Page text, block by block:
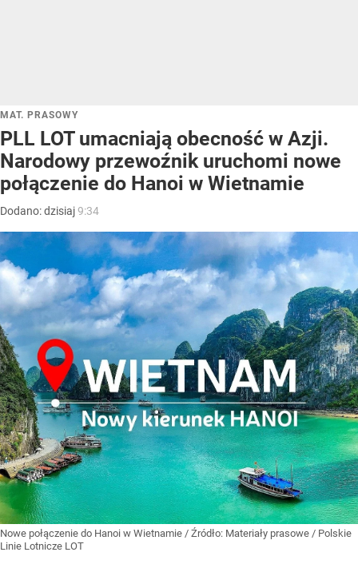
MAT. PRASOWY
PLL LOT umacniają obecność w Azji.
Narodowy przewoźnik uruchomi nowe
połączenie do Hanoi w Wietnamie
Dodano:dzisiaj9:34
Nowe połączenie do Hanoi w Wietnamie / Źródło: Materiały prasowe / Polskie
Linie Lotnicze LOT